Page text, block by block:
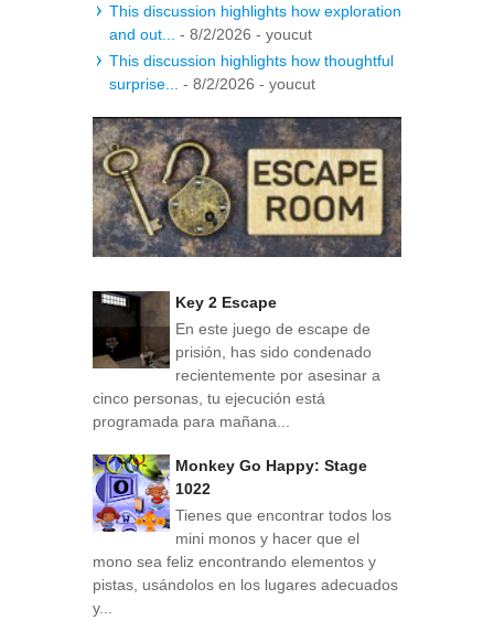
This discussion highlights how exploration
and out...
- 8/2/2026 - youcut
This discussion highlights how thoughtful
surprise...
- 8/2/2026 - youcut
Key 2 Escape
En este juego de escape de
prisión, has sido condenado
recientemente por asesinar a
cinco personas, tu ejecución está
programada para mañana...
Monkey Go Happy: Stage
1022
Tienes que encontrar todos los
mini monos y hacer que el
mono sea feliz encontrando elementos y
pistas, usándolos en los lugares adecuados
y...